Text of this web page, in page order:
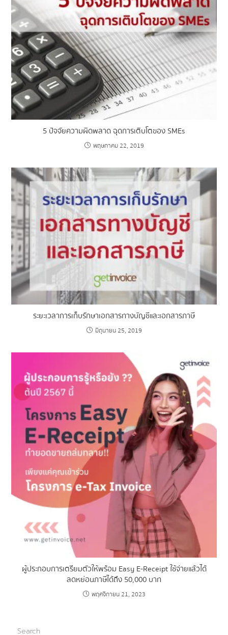
5 ปัจจัยความผิดพลาด ฉุดการเติบโตของ SMEs
พฤษภาคม 22, 2019
ระยะเวลาการเก็บรักษาเอกสารทางบัญชีและเอกสารภาษี
มิถุนายน 25, 2019
ผู้ประกอบการเตรียมตัวให้พร้อม Easy E-Receipt ใช้จ่ายแล้วได้
ลดหย่อนภาษีได้ถึง 50,000 บาท
พฤศจิกายน 21, 2023